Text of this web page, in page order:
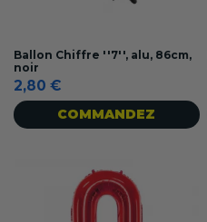
Ballon Chiffre ''7'', alu, 86cm,
noir
2,80 €
COMMANDEZ